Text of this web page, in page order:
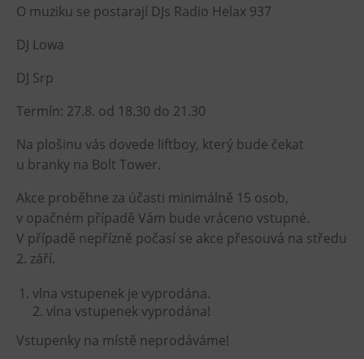
Hornické muzeum
Bolt Café
L’Osteria
PECKA DOV
Restaurace VP ART
CØKAFE Dolní Vítkovice
FUTURE café
O muziku se postarají DJs Radio Helax 937
DJ Lowa
DJ Srp
Termín: 27.8. od 18.30 do 21.30
Na plošinu vás dovede liftboy, který bude čekat
u branky na Bolt Tower.
Akce proběhne za účasti minimálně 15 osob,
v opačném případě Vám bude vráceno vstupné.
V případě nepřízně počasí se akce přesouvá na středu
2. září.
vlna vstupenek je vyprodána.
2. vlna vstupenek vyprodána!
Vstupenky na místě neprodáváme!